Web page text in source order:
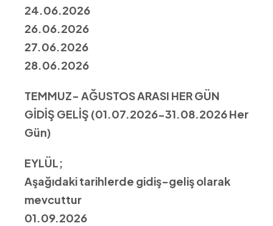
24.06.2026
26.06.2026
27.06.2026
28.06.2026
TEMMUZ- AĞUSTOS ARASI HER GÜN
GİDİŞ GELİŞ (01.07.2026-31.08.2026 Her
Gün)
EYLÜL;
Aşağıdaki tarihlerde gidiş-geliş olarak
mevcuttur
01.09.2026